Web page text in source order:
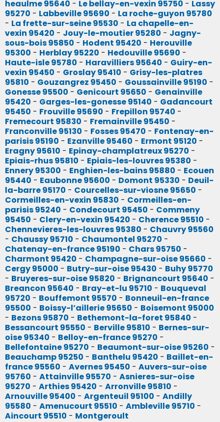
heaulme 95640 - Le bellay-en-vexin 95750 - Lassy
95270 - Labbeville 95690 - La roche-guyon 95780
- La frette-sur-seine 95530 - La chapelle-en-
vexin 95420 - Jouy-le-moutier 95280 - Jagny-
sous-bois 95850 - Hodent 95420 - Herouville
95300 - Herblay 95220 - Hedouville 95690 -
Haute-isle 95780 - Haravilliers 95640 - Guiry-en-
vexin 95450 - Groslay 95410 - Grisy-les-platres
95810 - Gouzangrez 95450 - Goussainville 95190 -
Gonesse 95500 - Genicourt 95650 - Genainville
95420 - Garges-les-gonesse 95140 - Gadancourt
95450 - Frouville 95690 - Frepillon 95740 -
Fremecourt 95830 - Fremainville 95450 -
Franconville 95130 - Fosses 95470 - Fontenay-en-
parisis 95190 - Ezanville 95460 - Ermont 95120 -
Eragny 95610 - Epinay-champlatreux 95270 -
Epiais-rhus 95810 - Epiais-les-louvres 95380 -
Ennery 95300 - Enghien-les-bains 95880 - Ecouen
95440 - Eaubonne 95600 - Domont 95330 - Deuil-
la-barre 95170 - Courcelles-sur-viosne 95650 -
Cormeilles-en-vexin 95830 - Cormeilles-en-
parisis 95240 - Condecourt 95450 - Commeny
95450 - Clery-en-vexin 95420 - Cherence 95510 -
Chennevieres-les-louvres 95380 - Chauvry 95560
- Chaussy 95710 - Chaumontel 95270 -
Chatenay-en-france 95190 - Chars 95750 -
Charmont 95420 - Champagne-sur-oise 95660 -
Cergy 95000 - Butry-sur-oise 95430 - Buhy 95770
- Bruyeres-sur-oise 95820 - Brignancourt 95640 -
Breancon 95640 - Bray-et-lu 95710 - Bouqueval
95720 - Bouffemont 95570 - Bonneuil-en-france
95500 - Boissy-l’aillerie 95650 - Boisemont 95000
- Bezons 95870 - Bethemont-la-foret 95840 -
Bessancourt 95550 - Berville 95810 - Bernes-sur-
oise 95340 - Belloy-en-france 95270 -
Bellefontaine 95270 - Beaumont-sur-oise 95260 -
Beauchamp 95250 - Banthelu 95420 - Baillet-en-
france 95560 - Avernes 95450 - Auvers-sur-oise
95760 - Attainville 95570 - Asnieres-sur-oise
95270 - Arthies 95420 - Arronville 95810 -
Arnouville 95400 - Argenteuil 95100 - Andilly
95580 - Amenucourt 95510 - Ambleville 95710 -
Aincourt 95510 - Montgeroult